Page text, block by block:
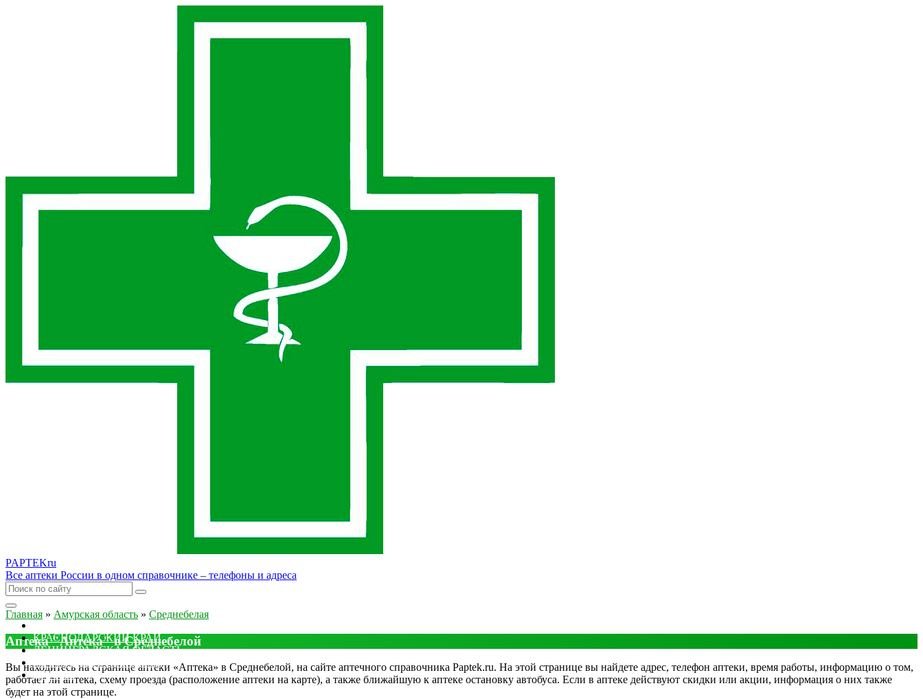
PAPTEKru
Все аптеки России в одном справочнике – телефоны и адреса
КРАСНОДАРСКИЙ КРАЙ
ЛЕНИНГРАДСКАЯ ОБЛАСТЬ
ДРУГИЕ
Главная » Амурская область » Среднебелая
Аптека "Аптека" в Среднебелой
Вы находитесь на странице аптеки «Аптека» в Среднебелой, на сайте аптечного справочника Paptek.ru. На этой странице вы найдете адрес, телефон аптеки, время работы, информацию о том,
работает ли аптека, схему проезда (расположение аптеки на карте), а также ближайшую к аптеке остановку автобуса. Если в аптеке действуют скидки или акции, информация о них также
будет на этой странице.